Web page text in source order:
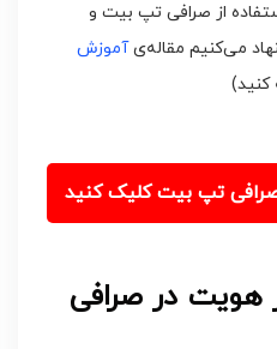
از صرافی تپ بیت و
می‌کنیم مقاله‌یآموزش
کنید)
تپ بیت کلیک کنید
هویت در صرافی